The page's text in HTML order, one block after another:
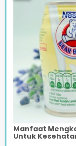
Manfaat
Untuk